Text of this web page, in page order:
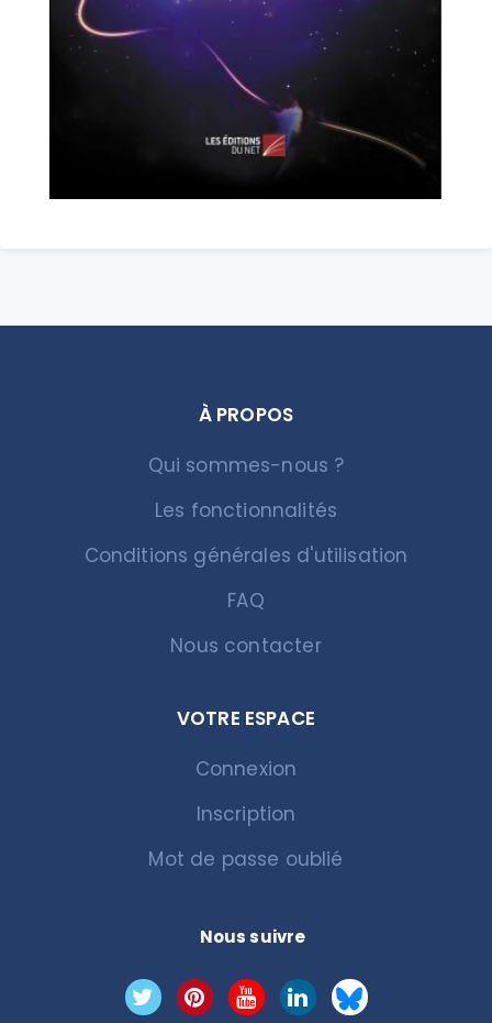
À PROPOS
Qui sommes-nous ?
Les fonctionnalités
Conditions générales d'utilisation
FAQ
Nous contacter
VOTRE ESPACE
Connexion
Inscription
Mot de passe oublié
Nous suivre